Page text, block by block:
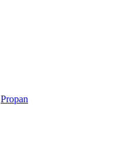
Propan